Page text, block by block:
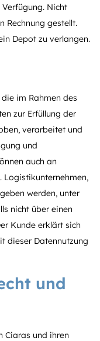
Nicht
Rechnung gestellt.
Depot zu verlangen.
im Rahmen des
zur Erfüllung der
verarbeitet und
und
auch an
Logistikunternehmen,
werden, unter
nicht über einen
Kunde erklärt sich
dieser Datennutzung
und
Ciaras und ihren